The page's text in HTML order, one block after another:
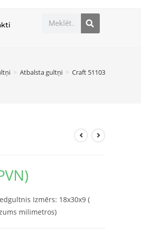
> Atbalsta gultņi > Craft 51103
Izmērs: 18x30x9 (
milimetros)